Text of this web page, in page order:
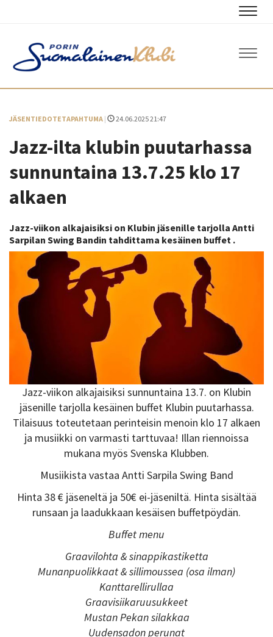
JÄSENTIEDOTETAPAHTUMA | 24.06.2025 21:47
Jazz-ilta klubin puutarhassa
​​​​​​​sunnuntaina 13.7.25 klo 17
alkaen
Jazz-viikon alkajaisiksi on Klubin jäsenille tarjolla Antti
Sarpilan Swing Bandin tahdittama kesäinen buffet .
Jazz-viikon alkajaisiksi sunnuntaina 13.7. on Klubin
jäsenille tarjolla kesäinen buffet Klubin puutarhassa.
Tilaisuus toteutetaan perinteisin menoin klo 17 alkaen
ja musiikki on varmasti tarttuvaa! Illan riennoissa
mukana myös Svenska Klubben.
Musiikista vastaa Antti Sarpila Swing Band
Hinta 38 € jäseneltä ja 50€ ei-jäseniltä. Hinta sisältää
runsaan ja laadukkaan kesäisen buffetpöydän.
Buffet menu
Graavilohta & sinappikastiketta
Munanpuolikkaat & sillimoussea (osa ilman)
Kanttarellirullaa
Graavisiikaruusukkeet
Mustan Pekan silakkaa
Uudensadon perunat